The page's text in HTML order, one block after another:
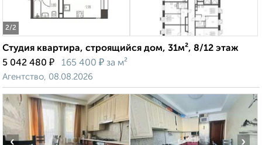
2/2
Студия квартира, строящийся дом, 31м², 8/12 этаж
5 042 480 ₽ 165 400 ₽ за м²
Агентство, 08.08.2026
‹ ›